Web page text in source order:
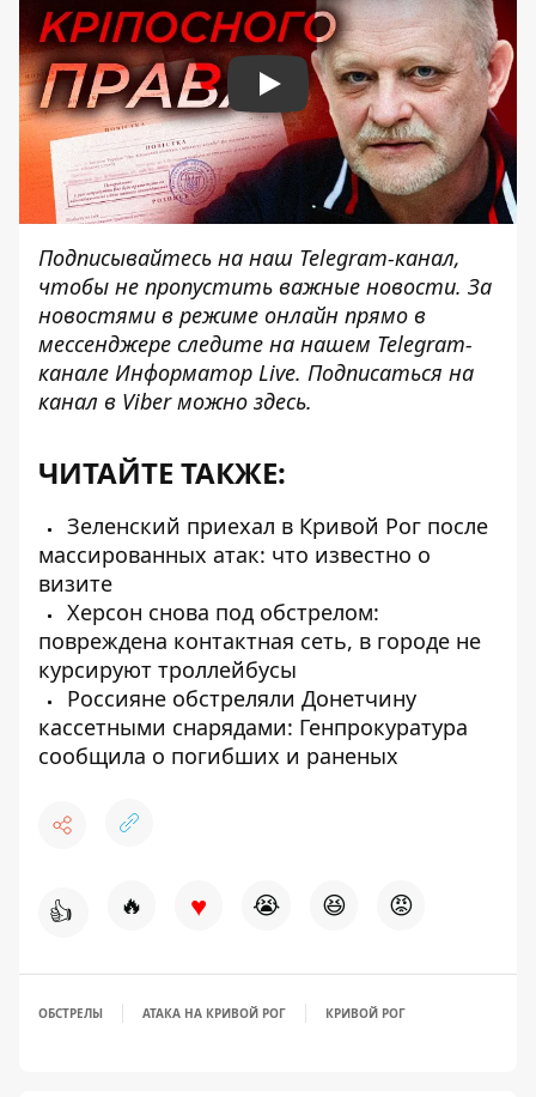
Play
Подписывайтесь на наш Telegram-канал,
чтобы не пропустить важные новости. За
новостями в режиме онлайн прямо в
мессенджере следите на нашем Telegram-
канале Информатор Live. Подписаться на
канал в Viber можно здесь.
ЧИТАЙТЕ ТАКЖЕ:
Зеленский приехал в Кривой Рог после
массированных атак: что известно о
визите
Херсон снова под обстрелом:
повреждена контактная сеть, в городе не
курсируют троллейбусы
Россияне обстреляли Донетчину
кассетными снарядами: Генпрокуратура
сообщила о погибших и раненых
👍 🔥 ♥ 😭 😆 😡
ОБСТРЕЛЫ АТАКА НА КРИВОЙ РОГ КРИВОЙ РОГ